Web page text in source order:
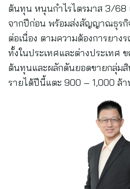
ต้นทุน หนุนกำไรไตรมาส 3/68
จากปีก่อน พร้อมส่งสัญญาณธุร
ต่อเนื่อง ตามความต้องการยาง
ทั้งในประเทศและต่างประเทศ
ต้นทุนและผลักดันยอดขายกลุ่ม
รายได้ปีนี้แตะ 900 – 1,000 ล้